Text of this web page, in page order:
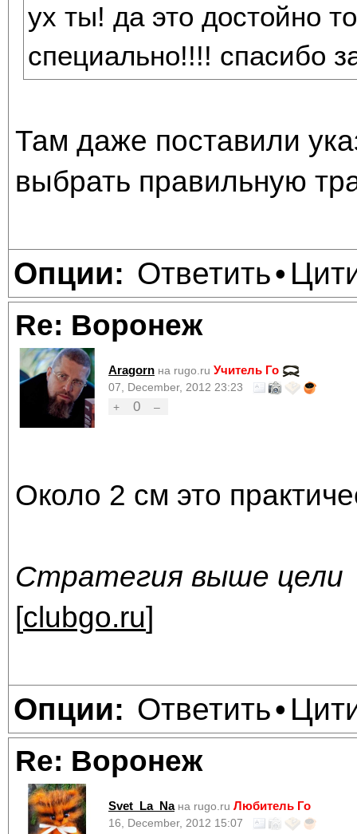
ух ты! да это достойно
специально!!!! спасибо
Там даже поставили
выбрать правильную
Опции: Ответить•
Re: Воронеж
Aragorn на rugo.ru Учитель Го
07, December, 2012 23:23
+
0 –
Около 2 см это
Стратегия выше цели
[clubgo.ru]
Опции: Ответить•
Re: Воронеж
Svet_La_Na на rugo.ru Любитель Го
16, December, 2012 15:07